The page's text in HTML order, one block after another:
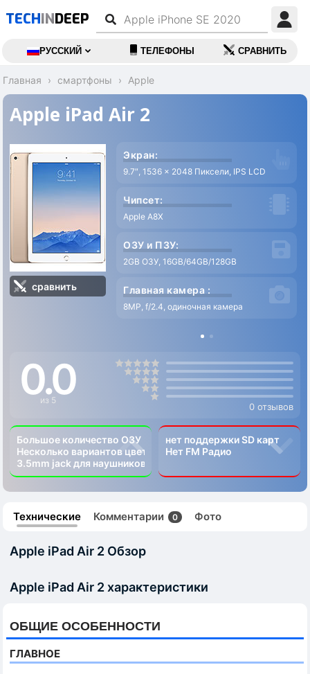
TECHINDEEP
РУССКИЙ ТЕЛЕФОНЫ СРАВНИТЬ
Главная смартфоны Apple
Apple iPad Air 2
сравнить
Экран:
9.7″, 1536 x 2048 Пиксели, IPS LCD
Чипсет:
Apple A8X
ОЗУ и ПЗУ:
2GB ОЗУ, 16GB/64GB/128GB
Главная камера :
8MP, f/2.4, одиночная камера
0.0
из 5
0 отзывов
Большое количество ОЗУ
Несколько вариантов цвета
3.5mm jack для наушников
нет поддержки SD карт
Нет FM Радио
Технические Комментарии 0 Фото
Apple iPad Air 2 Обзор
Apple iPad Air 2 характеристики
ОБЩИЕ ОСОБЕННОСТИ
ГЛАВНОЕ